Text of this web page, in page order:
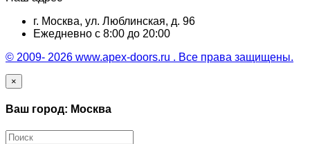
г. Москва, ул. Люблинская, д. 96
Ежедневно с 8:00 до 20:00
© 2009- 2026 www.apex-doors.ru . Все права защищены.
×
Ваш город: Москва